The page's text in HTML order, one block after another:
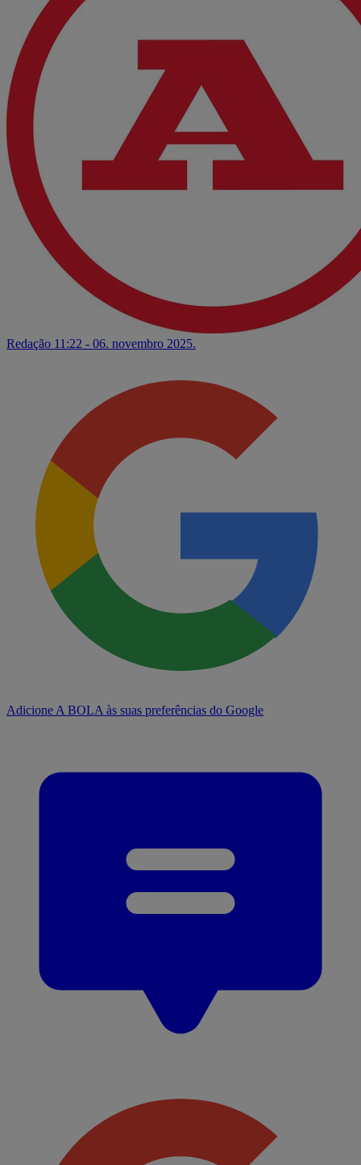
Redação 11:22 - 06. novembro 2025.
Adicione A BOLA às suas preferências do Google